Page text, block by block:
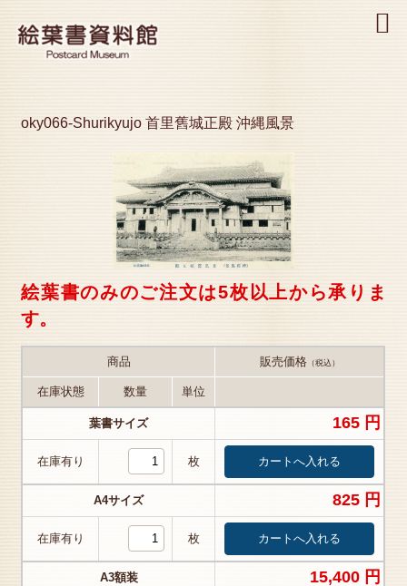
oky066-Shurikyujo 首里舊城正殿 沖縄風景
絵葉書のみのご注文は5枚以上から承りま
す。
商品 販売価格（税込）
在庫状態 数量 単位
葉書サイズ 165 円
在庫有り 枚
A4サイズ 825 円
在庫有り 枚
A3額装 15,400 円